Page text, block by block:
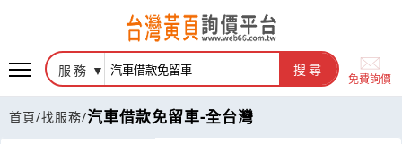
服務 搜尋
免費詢價
首頁/找服務/汽車借款免留車-全台灣